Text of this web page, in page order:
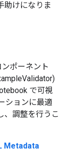
助けになりま
ポーネント
で可視
ションに最適
、調整を行うこ
Metadata